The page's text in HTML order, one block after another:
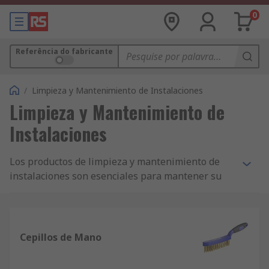
0
Referência do fabricante
/ Limpieza y Mantenimiento de Instalaciones
Limpieza y Mantenimiento de
Instalaciones
Los productos de limpieza y mantenimiento de
instalaciones son esenciales para mantener su
mantenimiento diarias, es importante garantizar
un entorno limpio. Estos son algunos de los
Cepillos de Mano